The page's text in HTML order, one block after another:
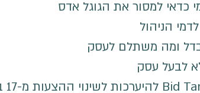
כדאי למסור את הגוגל אדס
הניהול
ומה משתלם לעסק
לבעל עסק